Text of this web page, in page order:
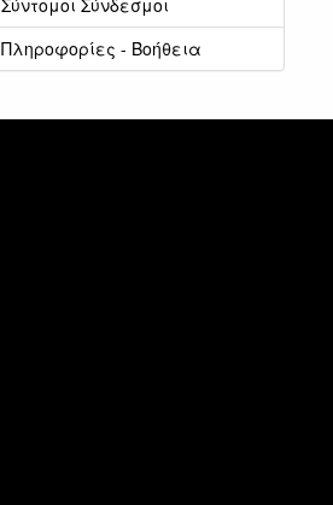
Σύντομοι Σύνδεσμοι
Πληροφορίες - Βοήθεια